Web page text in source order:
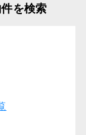
を検索